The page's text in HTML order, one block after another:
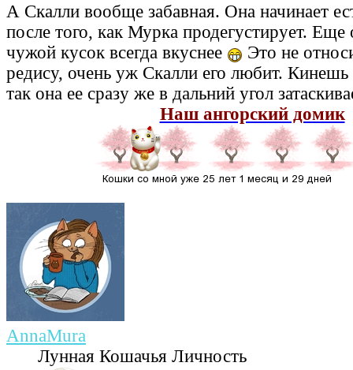
А Скалли вообще забавная. Она начинает
после того, как Мурка продегустирует. Еще
чужой кусок всегда вкуснее
Это не
редису, очень уж Скалли его любит. Кинешь
так она ее сразу же в дальний угол
Наш ангорский домик
AnnaMura
Лунная Кошачья Личность